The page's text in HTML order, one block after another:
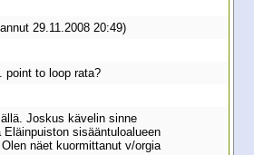
29.11.2008 20:49)
point to loop rata?
Joskus kävelin sinne
sisääntuloalueen
näet kuormittanut v/orgia